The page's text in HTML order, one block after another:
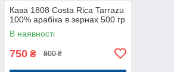
Кава 1808 Costa Rica Tarrazu
100% арабіка в зернах 500 гр
В наявності
750 ₴ 800 ₴